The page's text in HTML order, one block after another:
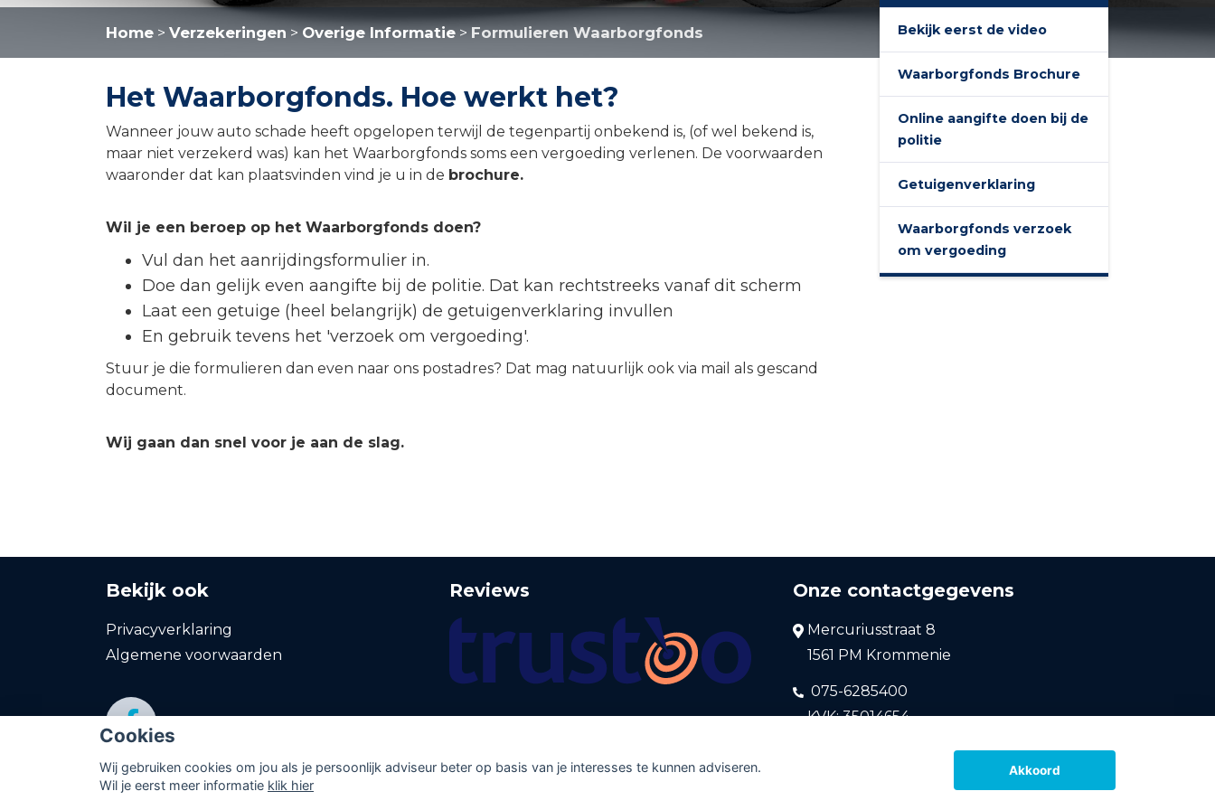
Cookies
Wij gebruiken cookies om jou als je persoonlijk adviseur beter op basis van je interesses te kunnen adviseren.
Wil je eerst meer informatie klik hier
Akkoord
Home > Verzekeringen > Overige Informatie > Formulieren Waarborgfonds
Het Waarborgfonds. Hoe werkt het?
Wanneer jouw auto schade heeft opgelopen terwijl de tegenpartij onbekend is, (of wel bekend is,
maar niet verzekerd was) kan het Waarborgfonds soms een vergoeding verlenen. De voorwaarden
waaronder dat kan plaatsvinden vind je u in de brochure.
Wil je een beroep op het Waarborgfonds doen?
Vul dan het aanrijdingsformulier in.
Doe dan gelijk even aangifte bij de politie. Dat kan rechtstreeks vanaf dit scherm
Laat een getuige (heel belangrijk) de getuigenverklaring invullen
En gebruik tevens het 'verzoek om vergoeding'.
Stuur je die formulieren dan even naar ons postadres? Dat mag natuurlijk ook via mail als gescand
document.
Wij gaan dan snel voor je aan de slag.
Bekijk eerst de video
Waarborgfonds Brochure
Online aangifte doen bij de
politie
Getuigenverklaring
Waarborgfonds verzoek
om vergoeding
Bekijk ook
Privacyverklaring
Algemene voorwaarden
Reviews Onze contactgegevens
Mercuriusstraat 8
1561 PM Krommenie
075-6285400
KVK: 35014654
© Copyright